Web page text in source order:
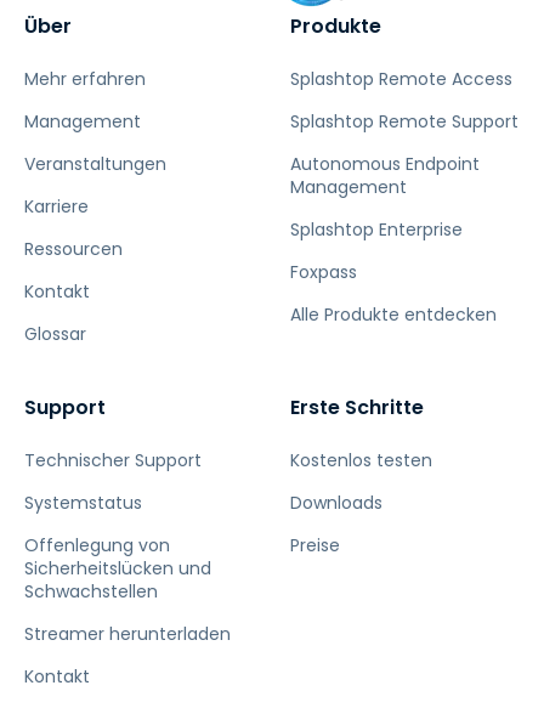
Über
Mehr erfahren
Management
Veranstaltungen
Karriere
Ressourcen
Kontakt
Glossar
Produkte
Splashtop Remote Access
Splashtop Remote Support
Autonomous Endpoint
Management
Splashtop Enterprise
Foxpass
Alle Produkte entdecken
Support
Technischer Support
Systemstatus
Offenlegung von
Sicherheitslücken und
Schwachstellen
Streamer herunterladen
Kontakt
Erste Schritte
Kostenlos testen
Downloads
Preise